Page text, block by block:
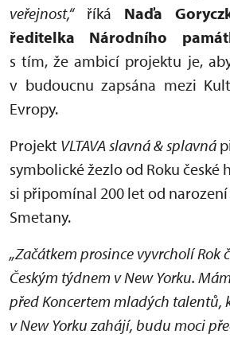
veřejnost,“říká Naďa
ředitelka Národního
s tím, že ambicí projektu je,
v budoucnu zapsána mezi
Evropy.
Projekt VLTAVA slavná & splavná
symbolické žezlo od Roku české
si připomínal 200 let od
Smetany.
„Začátkem prosince vyvrcholí Rok
Českým týdnem v New Yorku.
před Koncertem mladých talentů,
v New Yorku zahájí, budu moci